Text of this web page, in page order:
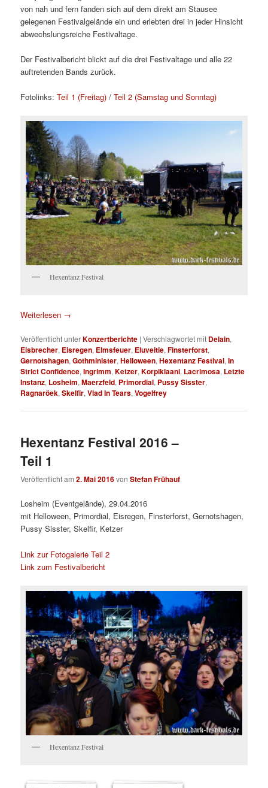
von nah und fern fanden sich auf dem direkt am Stausee
gelegenen Festivalgelände ein und erlebten drei in jeder Hinsicht
abwechslungsreiche Festivaltage.
Der Festivalbericht blickt auf die drei Festivaltage und alle 22
auftretenden Bands zurück.
Fotolinks:Teil 1 (Freitag) /Teil 2 (Samstag und Sonntag)
Hexentanz Festival
Weiterlesen →
Veröffentlicht unterKonzertberichte |Verschlagwortet mit Delain,
Eisbrecher, Eisregen, Elmsfeuer, Eluveitie,Finsterforst,
Gernotshagen,Gothminister,Helloween,Hexentanz Festival,In
Strict Confidence,Ingrimm,Ketzer,Korpiklaani, Lacrimosa, Letzte
Instanz, Losheim,Maerzfeld, Primordial, Pussy Sisster,
Ragnaröek,Skelfir,Vlad In Tears,Vogelfrey
Hexentanz Festival 2016 –
Teil 1
Veröffentlicht am2. Mai 2016vonStefan Frühauf
Losheim (Eventgelände), 29.04.2016
mit Helloween, Primordial, Eisregen, Finsterforst, Gernotshagen,
Pussy Sisster, Skelfir, Ketzer
Link zur Fotogalerie Teil 2
Link zum Festivalbericht
Hexentanz Festival